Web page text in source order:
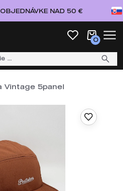
NAD 50 €
0
Vintage 5panel